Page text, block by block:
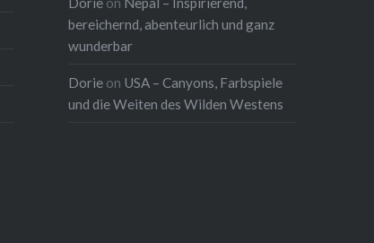
bereichernd, abenteurlich und ganz
wunderbar
Dorie on USA – Canyons, Farbspiele
und die Weiten des Wilden Westens